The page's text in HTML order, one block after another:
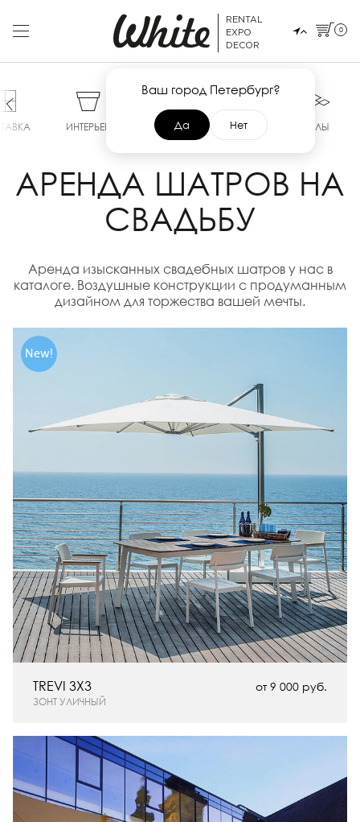
RENTAL
EXPO
DECOR
Ваш город Петербург?
Да Нет
0
ИНТЕРЬЕР СЦЕНЫ ТЕНТЫ ПОЛЫ
АРЕНДА ШАТРОВ НА
СВАДЬБУ
Аренда изысканных свадебных шатров у нас в
каталоге. Воздушные конструкции с продуманным
дизайном для торжества вашей мечты.
New!
от 9 000 руб.
ЗОНТ УЛИЧНЫЙ
TREVI 3Х3